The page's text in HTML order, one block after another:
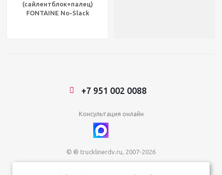
(сайлентблок+палец)
FONTAINE No-Slack
+7 951 002 0088
Консультация онлайн
© ® trucklinerdv.ru, 2007-2026